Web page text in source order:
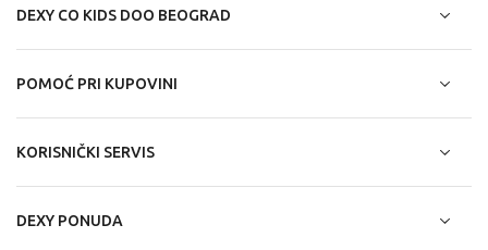
DEXY CO KIDS DOO BEOGRAD
POMOĆ PRI KUPOVINI
KORISNIČKI SERVIS
DEXY PONUDA